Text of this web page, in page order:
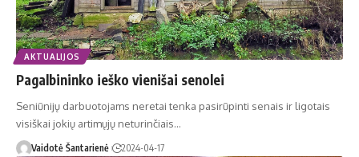
AKTUALIJOS
Pagalbininko ieško vienišai senolei
Seniūnijų darbuotojams neretai tenka pasirūpinti senais ir ligotais
visiškai jokių artimųjų neturinčiais…
Vaidotė Šantarienė 2024-04-17